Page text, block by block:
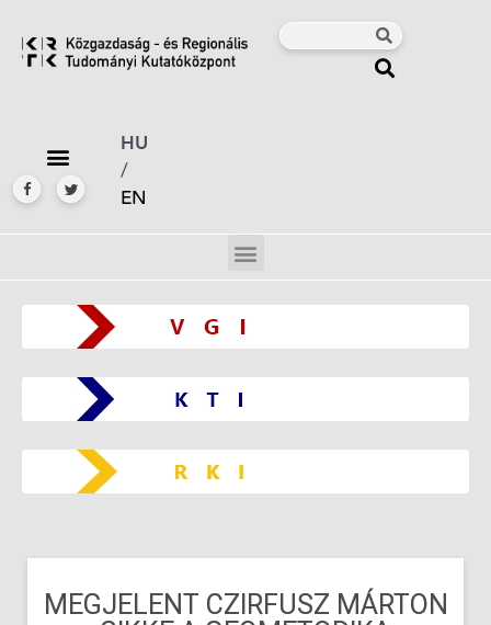
HU
/
EN
MEGJELENT CZIRFUSZ MÁRTON